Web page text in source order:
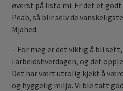
øverst på lista mi. Er det et
Peab, så blir selv de
Mjahed.
– For meg er det viktig å bli
i arbeidshverdagen, og det
Det har vært utrolig kjekt å
og hyggelig miljø. Vi ble tatt